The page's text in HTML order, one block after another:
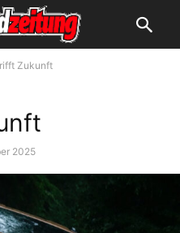
Zukunft
2025